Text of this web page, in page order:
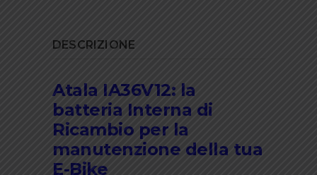
DESCRIZIONE
Atala IA36V12: la
batteria Interna di
Ricambio per la
manutenzione della tua
E-Bike